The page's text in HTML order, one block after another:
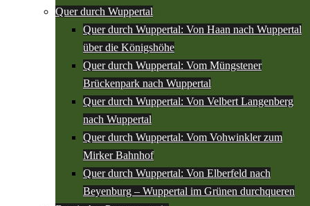
Quer durch Wuppertal
Quer durch Wuppertal: Von Haan nach Wuppertal
über die Königshöhe
Quer durch Wuppertal: Vom Müngstener
Brückenpark nach Wuppertal
Quer durch Wuppertal: Von Velbert Langenberg
nach Wuppertal
Quer durch Wuppertal: Vom Vohwinkler zum
Mirker Bahnhof
Quer durch Wuppertal: Von Elberfeld nach
Beyenburg – Wuppertal im Grünen durchqueren